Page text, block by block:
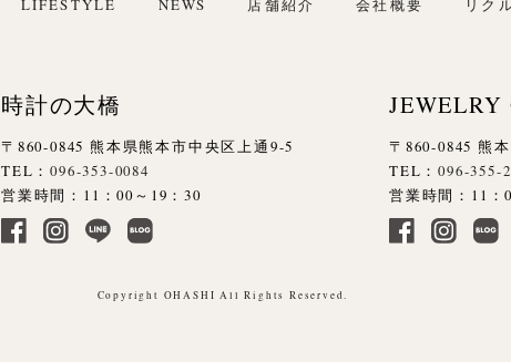
LIFESTYLE NEWS 店舗紹介 会社概要 リク
時計の大橋
〒860-0845 熊本県熊本市中央区上通9-5
TEL：096-353-0084
営業時間：11：00～19：30
〒860-0845 熊
TEL：096-355-
営業時間：11：
Copyright OHASHI All Rights Reserved.